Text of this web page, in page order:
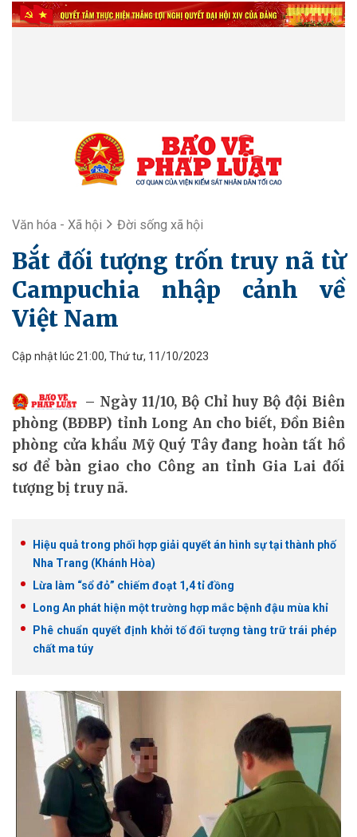
Văn hóa - Xã hội Đời sống xã hội
Bắt đối tượng trốn truy nã từ
Campuchia nhập cảnh về
Việt Nam
Cập nhật lúc 21:00, Thứ tư, 11/10/2023
Ngày 11/10, Bộ Chỉ huy Bộ đội Biên
phòng (BĐBP) tỉnh Long An cho biết, Đồn Biên
phòng cửa khẩu Mỹ Quý Tây đang hoàn tất hồ
sơ để bàn giao cho Công an tỉnh Gia Lai đối
tượng bị truy nã.
Hiệu quả trong phối hợp giải quyết án hình sự tại thành phố
Nha Trang (Khánh Hòa)
Lừa làm “sổ đỏ” chiếm đoạt 1,4 tỉ đồng
Long An phát hiện một trường hợp mắc bệnh đậu mùa khỉ
Phê chuẩn quyết định khởi tố đối tượng tàng trữ trái phép
chất ma túy